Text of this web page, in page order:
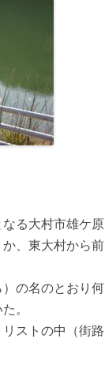
る大村市雄ケ原
、東大村から前
の名のとおり何
た。
ストの中（街路